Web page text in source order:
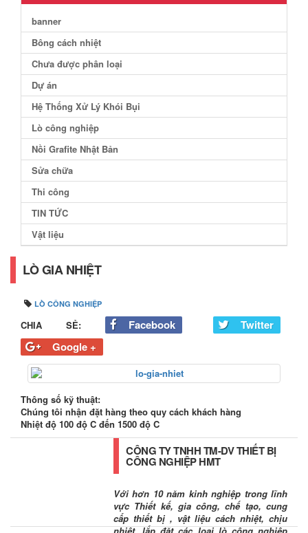
banner
Bông cách nhiệt
Chưa được phân loại
Dự án
Hệ Thống Xử Lý Khói Bụi
Lò công nghiệp
Nồi Grafite Nhật Bản
Sửa chữa
Thi công
TIN TỨC
Vật liệu
LÒ GIA NHIỆT
LÒ CÔNG NGHIỆP
CHIA SẺ: Facebook
Twitter
Google +
Thông số kỹ thuật:
Chúng tôi nhận đặt hàng theo quy cách khách hàng
Nhiệt độ 100 độ C đến 1500 độ C
CÔNG TY TNHH TM-DV THIẾT BỊ
CÔNG NGHIỆP HMT
Với hơn 10 năm kinh nghiệp trong lĩnh
vực Thiết kế, gia công, chế tạo, cung
cấp thiết bị , vật liệu cách nhiệt, chịu